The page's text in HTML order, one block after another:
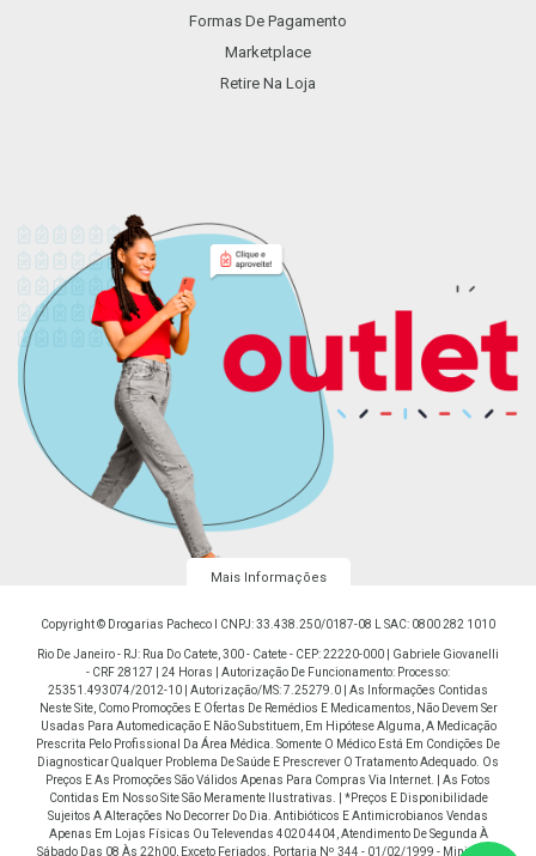
Formas De Pagamento
Marketplace
Retire Na Loja
Mais Informações
Copyright © Drogarias Pacheco I CNPJ: 33.438.250/0187-08 L SAC: 0800 282 1010
Rio De Janeiro - RJ: Rua Do Catete, 300 - Catete - CEP: 22220-000 | Gabriele Giovanelli
- CRF 28127 | 24 Horas | Autorização De Funcionamento: Processo:
25351.493074/2012-10 | Autorização/MS: 7.25279.0 | As Informações Contidas
Neste Site, Como Promoções E Ofertas De Remédios E Medicamentos, Não Devem Ser
Usadas Para Automedicação E Não Substituem, Em Hipótese Alguma, A Medicação
Prescrita Pelo Profissional Da Área Médica. Somente O Médico Está Em Condições De
Diagnosticar Qualquer Problema De Saúde E Prescrever O Tratamento Adequado. Os
Preços E As Promoções São Válidos Apenas Para Compras Via Internet. | As Fotos
Contidas Em Nosso Site São Meramente Ilustrativas. | *Preços E Disponibilidade
Sujeitos A Alterações No Decorrer Do Dia. Antibióticos E Antimicrobianos Vendas
Apenas Em Lojas Físicas Ou Televendas 4020 4404, Atendimento De Segunda À
Sábado Das 08 Às 22h00, Exceto Feriados. Portaria Nº 344 - 01/02/1999 - Ministério